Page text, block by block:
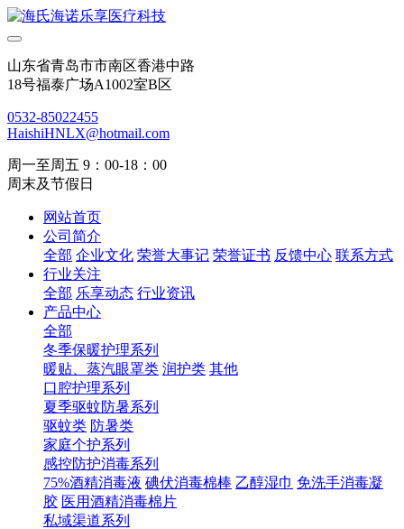
山东省青岛市市南区香港中路
18号福泰广场A1002室B区
0532-85022455
HaishiHNLX@hotmail.com
周一至周五 9：00-18：00
周末及节假日
网站首页
公司简介
全部 企业文化 荣誉大事记 荣誉证书 反馈中心 联系方式
行业关注
全部 乐享动态 行业资讯
产品中心
全部
冬季保暖护理系列
暖贴、蒸汽眼罩类 润护类 其他
口腔护理系列
夏季驱蚊防暑系列
驱蚊类 防暑类
家庭个护系列
感控防护消毒系列
75%酒精消毒液 碘伏消毒棉棒 乙醇湿巾 免洗手消毒凝
胶 医用酒精消毒棉片
私域渠道系列